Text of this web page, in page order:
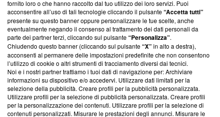
ancora membro del programma, ma ha richiesto di farne
parte; Trust Project non ha ancora effettuato una verifica di
conformità agli standard.
Su di noi
Team editoriale
Corporate
Redazione
Informativa Privacy
fornito loro o che hanno raccolto dal tuo utilizzo dei loro servizi. Puoi
acconsentire all’uso di tali tecnologie cliccando il pulsante“Accetta tutti”
presente su questo banner oppure personalizzare le tue scelte, anche
eventualmente negando il consenso al trattamento dei dati personali da
parte dei partner terzi, cliccando sul pulsante“Personalizza”.
Chiudendo questo banner (cliccando sul pulsante“X”in alto a destra),
acconsenti al permanere delle impostazioni predefinite che non consentono
l’utilizzo di cookie o altri strumenti di tracciamento diversi dai tecnici.
Noi e i nostri partner trattiamo i tuoi dati di navigazione per: Archiviare
informazioni su dispositivo e/o accedervi. Utilizzare dati limitati per la
selezione della pubblicità. Creare profili per la pubblicità personalizzata.
Utilizzare profili per la selezione di pubblicità personalizzata. Creare profili
per la personalizzazione dei contenuti. Utilizzare profili per la selezione di
contenuti personalizzati. Misurare le prestazioni degli annunci. Misurare le